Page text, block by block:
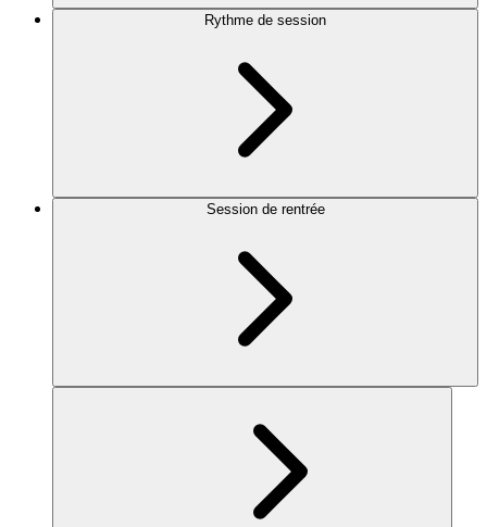
Rythme de session
Session de rentrée